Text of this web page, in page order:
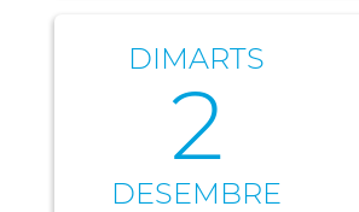
DIMARTS
2
DESEMBRE